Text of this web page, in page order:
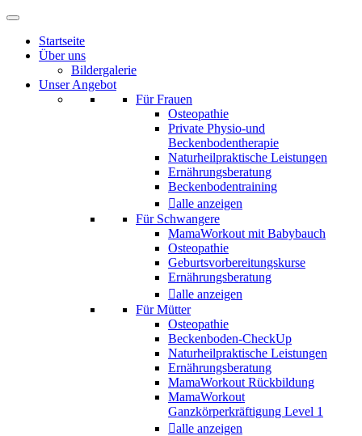
Startseite
Über uns
Bildergalerie
Unser Angebot
Für Frauen
Osteopathie
Private Physio-und
Beckenbodentherapie
Naturheilpraktische Leistungen
Ernährungsberatung
Beckenbodentraining
alle anzeigen
Für Schwangere
MamaWorkout mit Babybauch
Osteopathie
Geburtsvorbereitungskurse
Ernährungsberatung
alle anzeigen
Für Mütter
Osteopathie
Beckenboden-CheckUp
Naturheilpraktische Leistungen
Ernährungsberatung
MamaWorkout Rückbildung
MamaWorkout
Ganzkörperkräftigung Level 1
alle anzeigen